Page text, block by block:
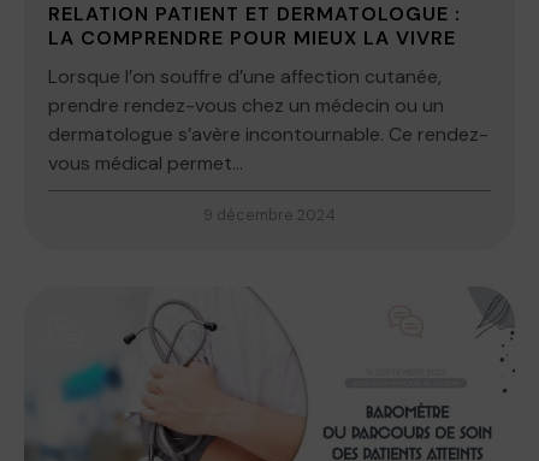
RELATION PATIENT ET DERMATOLOGUE :
LA COMPRENDRE POUR MIEUX LA VIVRE
Lorsque l’on souffre d’une affection cutanée,
prendre rendez-vous chez un médecin ou un
dermatologue s’avère incontournable. Ce rendez-
vous médical permet...
9 décembre 2024